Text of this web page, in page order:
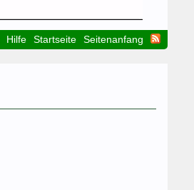
Hilfe Startseite Seitenanfang